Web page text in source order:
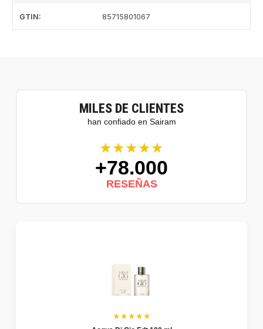
GTIN: 85715801067
MILES DE CLIENTES
han confiado en Sairam
★★★★★
+78.000
RESEÑAS
★★★★★